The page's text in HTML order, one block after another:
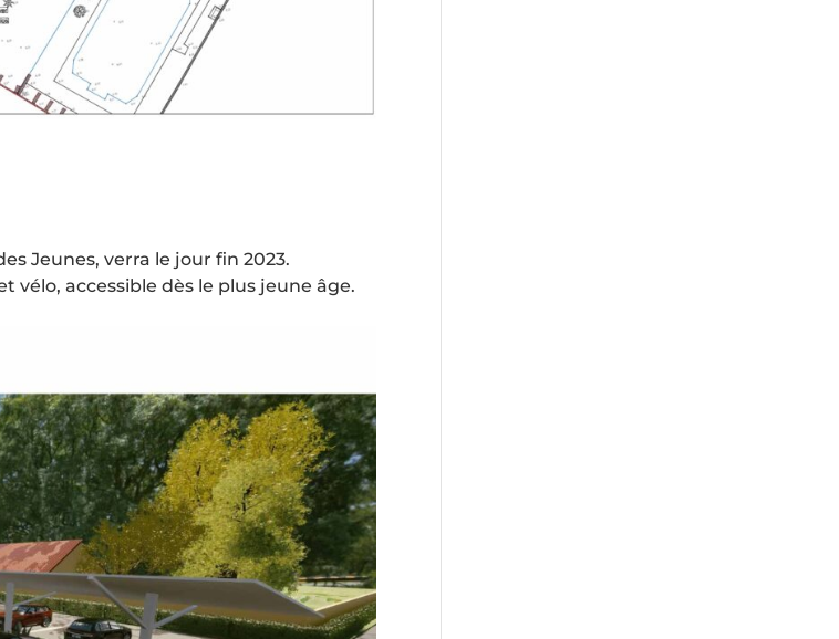
Jeunes, verra le jour fin 2023.
accessible dès le plus jeune âge.